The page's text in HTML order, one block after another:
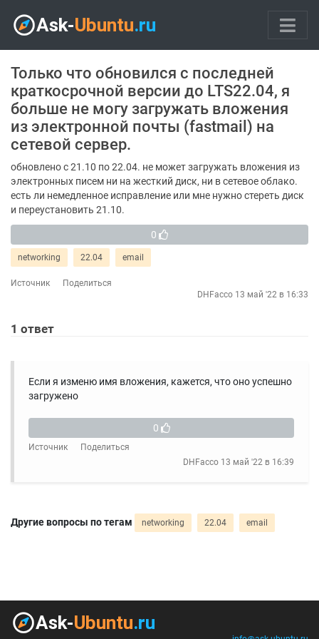
Только что обновился с последней
краткосрочной версии до LTS22.04, я
больше не могу загружать вложения
из электронной почты (fastmail) на
сетевой сервер.
обновлено с 21.10 по 22.04. не может загружать вложения из
электронных писем ни на жесткий диск, ни в сетевое облако.
есть ли немедленное исправление или мне нужно стереть диск
и переустановить 21.10.
0
networking 22.04 email
Источник
Поделиться
DHFacco 13 май '22 в 16:33
1 ответ
Если я изменю имя вложения, кажется, что оно успешно
загружено
0
Источник
Поделиться
DHFacco 13 май '22 в 16:39
Другие вопросы по тегам networking 22.04 email